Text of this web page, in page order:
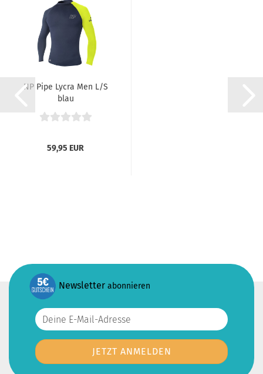
NP Pipe Lycra Men L/S
blau
59,95 EUR
Newsletter abonnieren